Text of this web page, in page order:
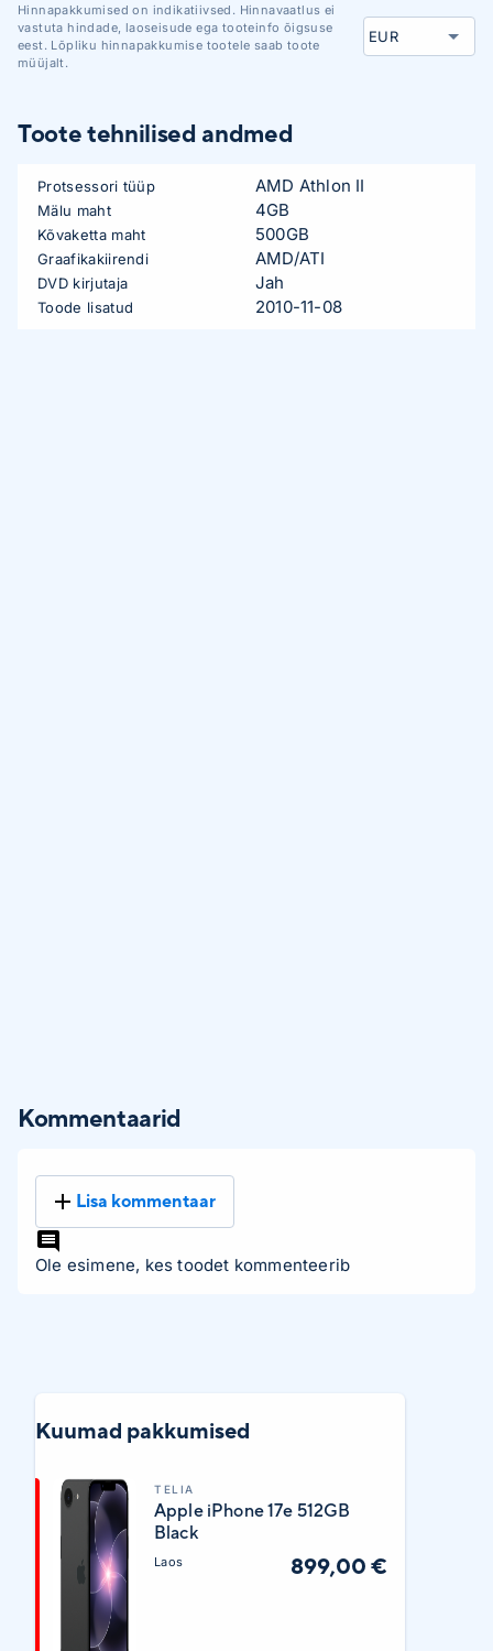
Hinnapakkumised on indikatiivsed. Hinnavaatlus ei
vastuta hindade, laoseisude ega tooteinfo õigsuse
eest. Lõpliku hinnapakkumise tootele saab toote
müüjalt.
Toote tehnilised andmed
Protsessori tüüp AMD Athlon II
Mälu maht 4GB
Kõvaketta maht 500GB
Graafikakiirendi AMD/ATI
DVD kirjutaja Jah
Toode lisatud 2010-11-08
Kommentaarid
Lisa kommentaar
Ole esimene, kes toodet kommenteerib
Kuumad pakkumised
TELIA
Apple iPhone 17e 512GB
Black
Laos 899,00 €